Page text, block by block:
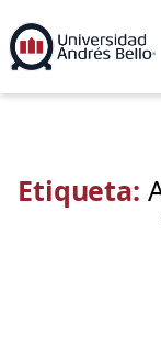
Etiqueta: